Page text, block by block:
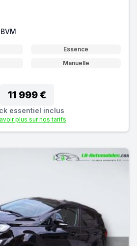
Essence
Manuelle
11 999 €
essentiel inclus
plus sur nos tarifs